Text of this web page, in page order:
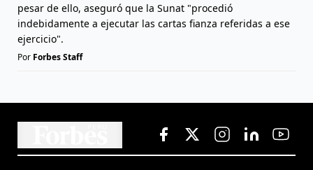
pesar de ello, aseguró que la Sunat "procedió
indebidamente a ejecutar las cartas fianza referidas a ese
ejercicio".
Por Forbes Staff